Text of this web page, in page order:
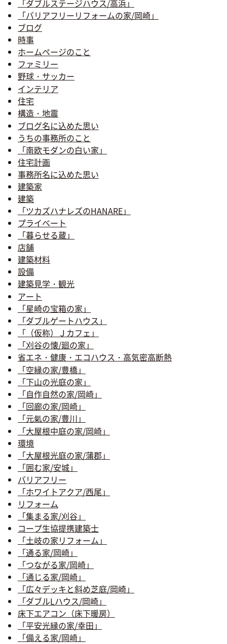
「ダブルステージハウス/高浜」
「バリアフリーリフォームの家/岡崎」
ブログ
時事
ホームページのこと
ファミリー
野球・サッカー
インテリア
住宅
構造・地震
ブログ名に込めた思い
うちの事務所のこと
「南欧モダンの白い家」
住宅計画
事務所名に込めた思い
建築家
建築
「ツカズハナレズのHANARE」
プライベート
「暮らせる蔵」
店舗
建築材料
設備
建築見学・観光
アート
「星崎の宝箱の家」
「ダブルゲートハウス」
「（仮称）Ｊカフェ」
「刈谷の懐/廻の家」
省エネ・健康・エコハウス・高気密高断熱
「空縁の家/豊橋」
「下山の光庭の家」
「自作自然の家/岡崎」
「回廊の家/岡崎」
「元氣の家/豊川」
「大屋根中庭の家/岡崎」
環境
「大屋根光庭の家/蒲郡」
「囲む家/安城」
バリアフリー
「ホワイトアクア/西尾」
リフォーム
「集まる家/刈谷」
コープ生協提携建築士
「土岐の家リフォーム」
「通る家/岡崎」
「つながる家/岡崎」
「通じる家/岡崎」
「広々デッキと斜め芝庭/岡崎」
「ダブルLハウス/岡崎」
床下エアコン（床下暖房）
「平安光縁の家/幸田」
「備える家/岡崎」